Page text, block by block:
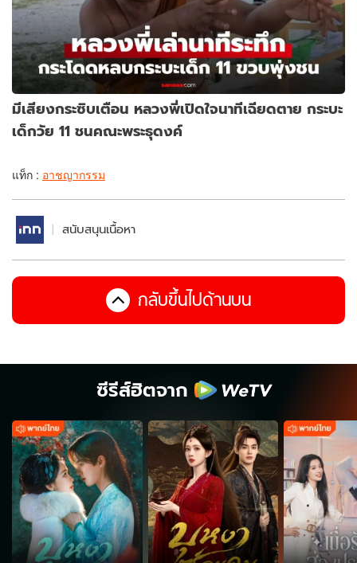
มีเสียงกระซิบเตือน หลวงพี่เปิดใจนาทีเฉียดตาย กระบะ
เด็กวัย 11 ชนคณะพระธุดงค์
แท็ก : อาชญากรรม
สนับสนุนเนื้อหา
กลับขึ้นไปด้านบน
ซีรีส์ฮิตจาก